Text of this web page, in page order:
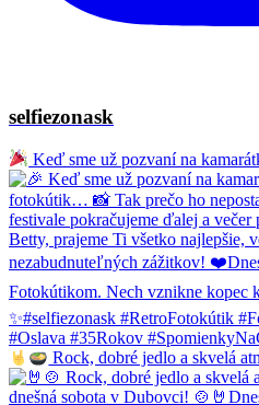
selfiezonask
Keď sme už pozvaní na
Rock, dobré jedlo a skvelá